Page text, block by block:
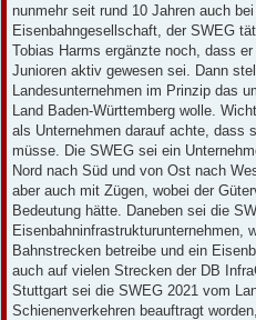
nunmehr seit rund 10 Jahren auch
Eisenbahngesellschaft, der SWEG
Tobias Harms ergänzte noch, dass
Junioren aktiv gewesen sei. Dann
Landesunternehmen im Prinzip das
Land Baden-Württemberg wolle.
als Unternehmen darauf achte, dass
müsse. Die SWEG sei ein
Nord nach Süd und von Ost nach
aber auch mit Zügen, wobei der
Bedeutung hätte. Daneben sei die
Eisenbahninfrastrukturunternehmen,
Bahnstrecken betreibe und ein
auch auf vielen Strecken der DB
Stuttgart sei die SWEG 2021 vom
Schienenverkehren beauftragt